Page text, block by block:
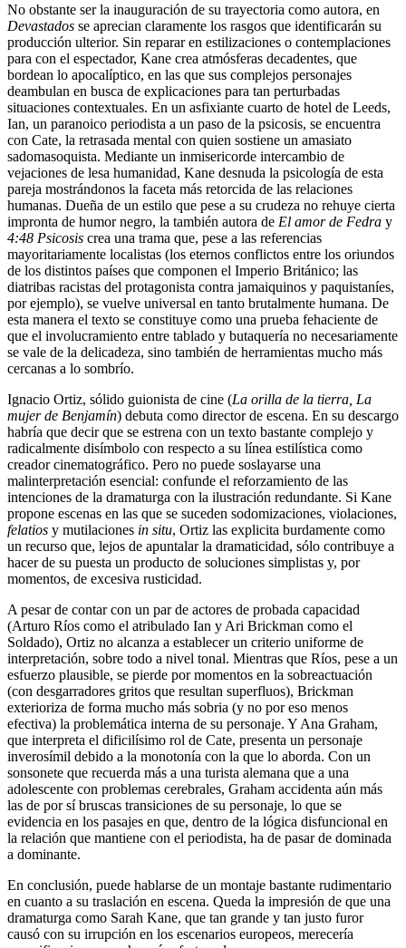
No obstante ser la inauguración de su trayectoria como autora, en
Devastados se aprecian claramente los rasgos que identificarán su
producción ulterior. Sin reparar en estilizaciones o contemplaciones
para con el espectador, Kane crea atmósferas decadentes, que
bordean lo apocalíptico, en las que sus complejos personajes
deambulan en busca de explicaciones para tan perturbadas
situaciones contextuales. En un asfixiante cuarto de hotel de Leeds,
Ian, un paranoico periodista a un paso de la psicosis, se encuentra
con Cate, la retrasada mental con quien sostiene un amasiato
sadomasoquista. Mediante un inmisericorde intercambio de
vejaciones de lesa humanidad, Kane desnuda la psicología de esta
pareja mostrándonos la faceta más retorcida de las relaciones
humanas. Dueña de un estilo que pese a su crudeza no rehuye cierta
impronta de humor negro, la también autora de El amor de Fedra y
4:48 Psicosis crea una trama que, pese a las referencias
mayoritariamente localistas (los eternos conflictos entre los oriundos
de los distintos países que componen el Imperio Británico; las
diatribas racistas del protagonista contra jamaiquinos y paquistaníes,
por ejemplo), se vuelve universal en tanto brutalmente humana. De
esta manera el texto se constituye como una prueba fehaciente de
que el involucramiento entre tablado y butaquería no necesariamente
se vale de la delicadeza, sino también de herramientas mucho más
cercanas a lo sombrío.
Ignacio Ortiz, sólido guionista de cine (La orilla de la tierra, La
mujer de Benjamín) debuta como director de escena. En su descargo
habría que decir que se estrena con un texto bastante complejo y
radicalmente disímbolo con respecto a su línea estilística como
creador cinematográfico. Pero no puede soslayarse una
malinterpretación esencial: confunde el reforzamiento de las
intenciones de la dramaturga con la ilustración redundante. Si Kane
propone escenas en las que se suceden sodomizaciones, violaciones,
felatios y mutilaciones in situ, Ortiz las explicita burdamente como
un recurso que, lejos de apuntalar la dramaticidad, sólo contribuye a
hacer de su puesta un producto de soluciones simplistas y, por
momentos, de excesiva rusticidad.
A pesar de contar con un par de actores de probada capacidad
(Arturo Ríos como el atribulado Ian y Ari Brickman como el
Soldado), Ortiz no alcanza a establecer un criterio uniforme de
interpretación, sobre todo a nivel tonal. Mientras que Ríos, pese a un
esfuerzo plausible, se pierde por momentos en la sobreactuación
(con desgarradores gritos que resultan superfluos), Brickman
exterioriza de forma mucho más sobria (y no por eso menos
efectiva) la problemática interna de su personaje. Y Ana Graham,
que interpreta el dificilísimo rol de Cate, presenta un personaje
inverosímil debido a la monotonía con la que lo aborda. Con un
sonsonete que recuerda más a una turista alemana que a una
adolescente con problemas cerebrales, Graham accidenta aún más
las de por sí bruscas transiciones de su personaje, lo que se
evidencia en los pasajes en que, dentro de la lógica disfuncional en
la relación que mantiene con el periodista, ha de pasar de dominada
a dominante.
En conclusión, puede hablarse de un montaje bastante rudimentario
en cuanto a su traslación en escena. Queda la impresión de que una
dramaturga como Sarah Kane, que tan grande y tan justo furor
causó con su irrupción en los escenarios europeos, merecería